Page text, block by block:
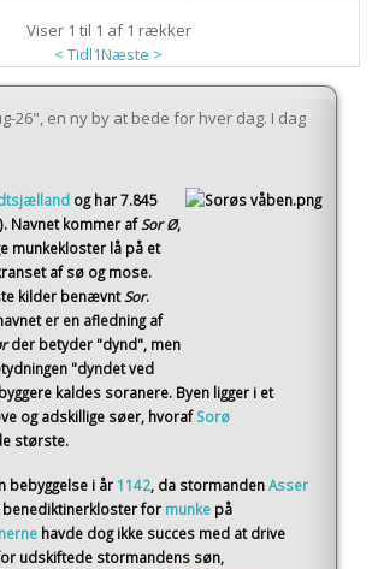
Viser 1 til 1 af 1 rækker
< Tidl1Næste >
26", en ny by at bede for hver dag. I dag
og har 7.845
. Navnet kommer af Sor Ø,
munkekloster lå på et
af sø og mose.
kilder benævnt Sor.
er en afledning af
der betyder "dynd", men
"dyndet ved
kaldes soranere. Byen ligger i et
og adskillige søer, hvoraf Sorø
største.
bebyggelse i år 1142, da stormandenAsser
benediktinerkloster for munke på
havde dog ikke succes med at drive
udskiftede stormandens søn,